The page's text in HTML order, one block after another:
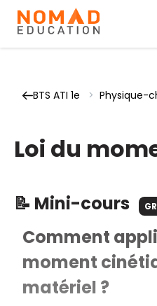
BTS ATI 1e > Physique-
Loi du
📝 Mini-cours
Comment
moment
matériel ?